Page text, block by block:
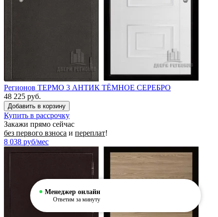
Регионов ТЕРМО 3 АНТИК ТЁМНОЕ СЕРЕБРО
48 225 руб.
Купить в рассрочку
Закажи прямо сейчас
без первого взноса и переплат!
8 038 руб/мес
Менеджер онлайн
Ответим за минуту